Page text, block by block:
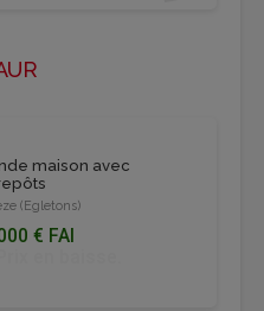
maison avec
(Egletons)
€ FAI